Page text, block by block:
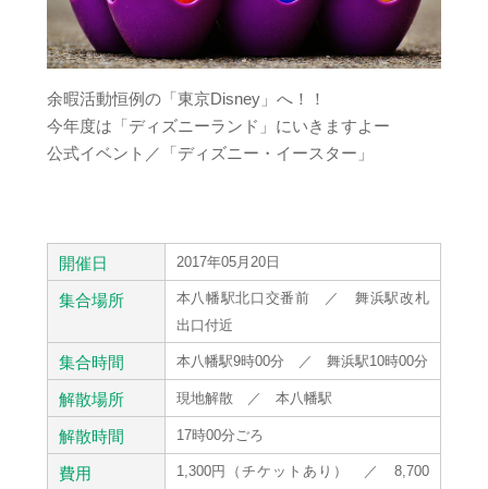
余暇活動恒例の「東京Disney」へ！！
今年度は「ディズニーランド」にいきますよー
公式イベント／「ディズニー・イースター」
開催日 2017年05月20日
集合場所
本八幡駅北口交番前 ／ 舞浜駅改札
出口付近
集合時間 本八幡駅9時00分 ／ 舞浜駅10時00分
解散場所 現地解散 ／ 本八幡駅
解散時間 17時00分ごろ
費用
1,300円（チケットあり） ／ 8,700